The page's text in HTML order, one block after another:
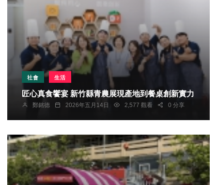
社會 生活
匠心真食饗宴 新竹縣青農展現產地到餐桌創新實力
鄭銘德 2026年五月14日 2,577 觀看 0 分享